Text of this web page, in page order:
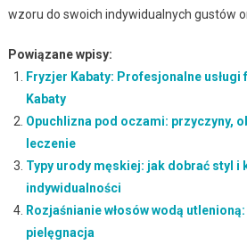
wzoru do swoich indywidualnych gustów
Powiązane wpisy:
Fryzjer Kabaty: Profesjonalne
Kabaty
Opuchlizna pod oczami: przyczyny,
leczenie
Typy urody męskiej: jak dobrać styl i
indywidualności
Rozjaśnianie włosów wodą
pielęgnacja